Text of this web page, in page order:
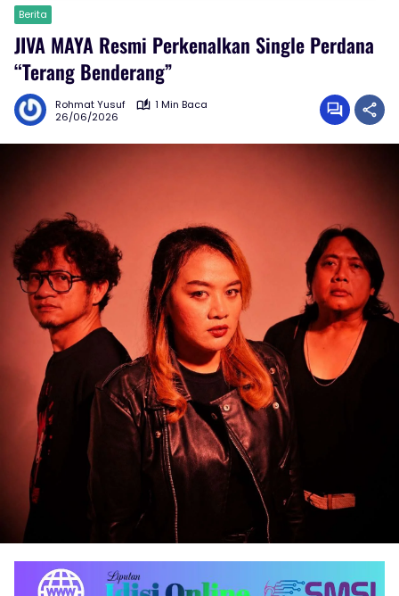
Berita
JIVA MAYA Resmi Perkenalkan Single Perdana
“Terang Benderang”
Rohmat Yusuf
1 Min Baca
26/06/2026